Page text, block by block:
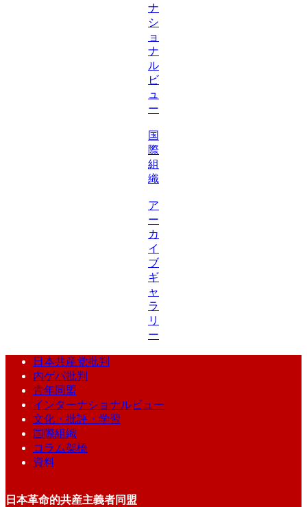
ナ
シ
ョ
ナ
ル
ビ
ュ
ー
国
際
組
織
ア
ー
カ
イ
ブ
ギ
ャ
ラ
リ
ー
日本共産党批判
内ゲバ批判
青年同盟
インターナショナルビュー
文化・批評・学習
国際組織
コラム架橋
資料
日本革命的共産主義者同盟